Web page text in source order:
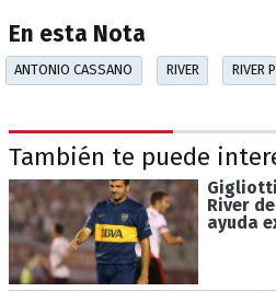
En esta Nota
ANTONIO CASSANO RIVER RIVER
También te puede
River
ayuda